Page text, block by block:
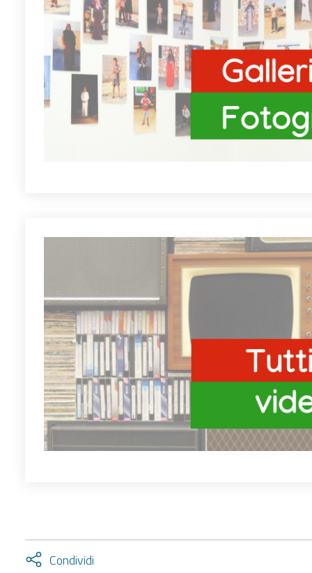
Condividi
Attiva